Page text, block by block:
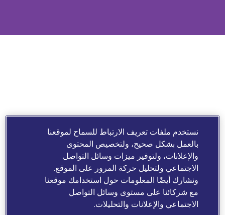
نستخدم ملفات تعريف الارتباط للسماح لموقعنا
بالعمل بشكل صحيح، ولتخصيص المحتوى
والإعلانات، ولتوفير ميزات وسائل التواصل
الاجتماعي ولتحليل حركة المرور على الموقع.
ونشارك أيضًا المعلومات حول استخدامك موقعنا
مع شركائنا على مستوى وسائل التواصل
الاجتماعي والإعلانات والتحليلات.